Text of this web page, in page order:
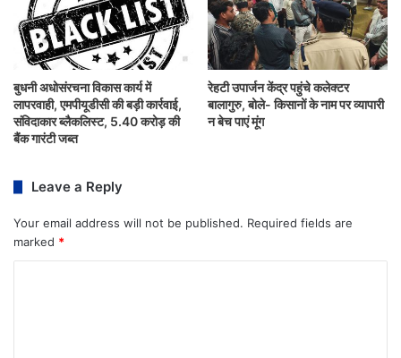
बुधनी अधोसंरचना विकास कार्य में
लापरवाही, एमपीयूडीसी की बड़ी कार्रवाई,
संविदाकार ब्लैकलिस्ट, 5.40 करोड़ की
बैंक गारंटी जब्त
रेहटी उपार्जन केंद्र पहुंचे कलेक्टर
बालागुरु, बोले- किसानों के नाम पर व्यापारी
न बेच पाएं मूंग
Leave a Reply
Your email address will not be published. Required fields are
marked *